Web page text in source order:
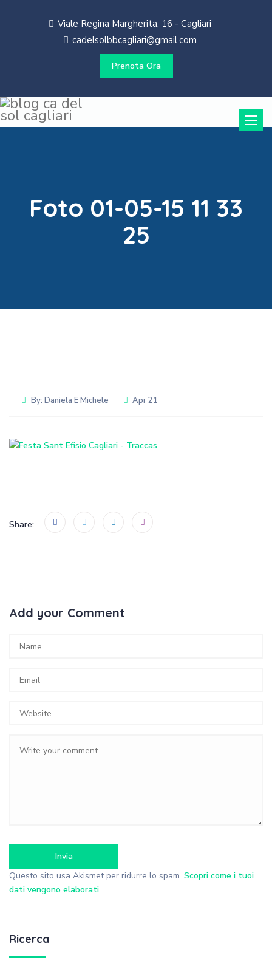
Viale Regina Margherita, 16 - Cagliari
cadelsolbbcagliari@gmail.com
Prenota Ora
Toggle
Foto 01-05-15 11 33
25
By: Daniela E Michele Apr 21
Share:
Add your Comment
Questo sito usa Akismet per ridurre lo spam. Scopri come i tuoi
dati vengono elaborati.
Ricerca